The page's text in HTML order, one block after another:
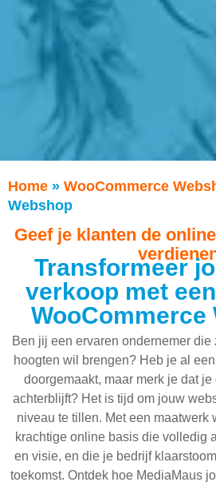
Home » WooCommerce
Webshop
Geef je klanten de
Transformeer
verkoop met
WooCommerce
Ben jij een ervaren ondernemer
hoogten wil brengen? Heb je al
doorgemaakt, maar merk je dat
achterblijft? Het is tijd om jouw
niveau te tillen. Met een maatwerk
krachtige online basis die volledig
en visie, en die je bedrijf
toekomst. Ontdek hoe MediaMaus